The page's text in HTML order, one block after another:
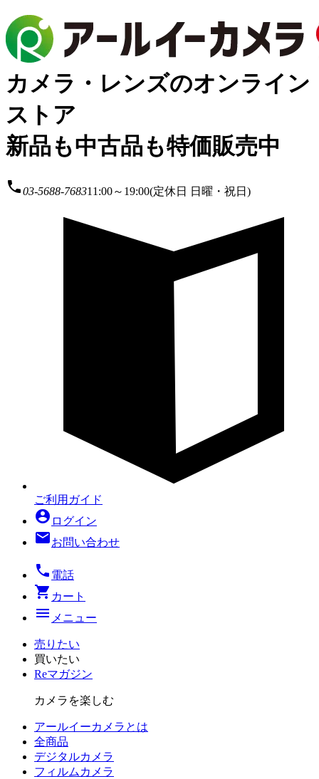
カメラ・レンズのオンライン
ストア
新品も中古品も特価販売中
local_phone03-5688-768311:00～19:00(定休日 日曜・祝日)
ご利用ガイド
account_circle ログイン
mailお問い合わせ
local_phone 電話
shopping_cart カート
menu メニュー
売りたい
買いたい
Reマガジン
カメラを楽しむ
アールイーカメラとは
全商品
デジタルカメラ
フィルム カメラ